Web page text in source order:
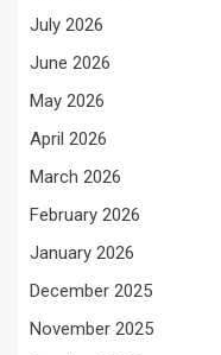
July 2026
June 2026
May 2026
April 2026
March 2026
February 2026
January 2026
December 2025
November 2025